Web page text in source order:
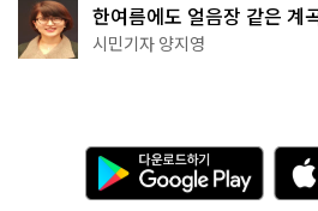
한여름에도 얼음장 같은 계
천국이네~
시민기자 양지영
다
운
로